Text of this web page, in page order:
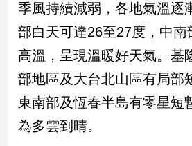
兩
岸/
國
際
會/
地
方
季風持續減弱，各地氣溫逐
部白天可達26至27度，中南
高溫，呈現溫暖好天氣。基
部地區及大台北山區有局部
東南部及恆春半島有零星短
為多雲到晴。